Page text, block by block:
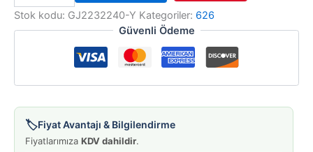
626
Stok kodu: GJ2232240-Y Kategoriler: 626
Güvenli Ödeme
🏷️Fiyat Avantajı & Bilgilendirme
Fiyatlarımıza KDV dahildir.